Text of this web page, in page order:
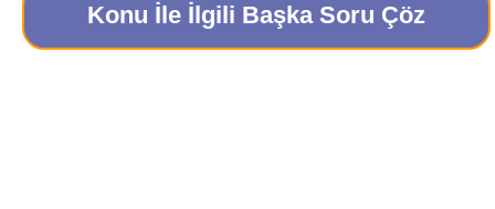
Konu İle İlgili Başka Soru Çöz